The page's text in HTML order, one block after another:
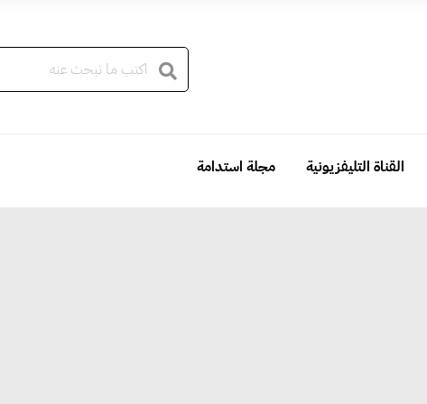
القناة التليفزيونية مجلة استدامة